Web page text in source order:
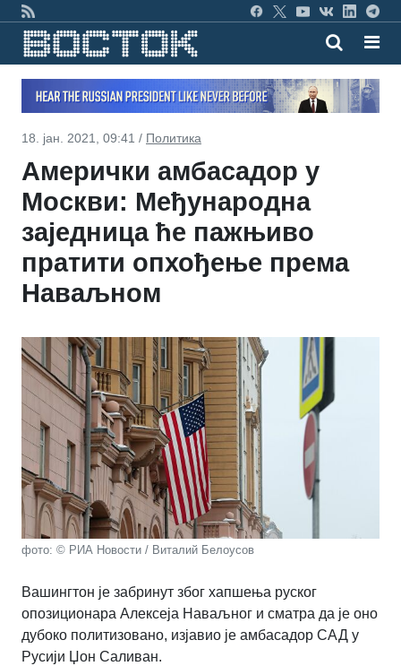
18. јан. 2021, 09:41 / Политика
Амерички амбасадор у
Москви: Међународна
заједница ће пажњиво
пратити опхођење према
Наваљном
фото: © РИА Новости / Виталий Белоусов
Вашингтон је забринут због хапшења руског
опозиционара Алексеја Наваљног и сматра да је оно
дубоко политизовано, изјавио је амбасадор САД у
Русији Џон Саливан.